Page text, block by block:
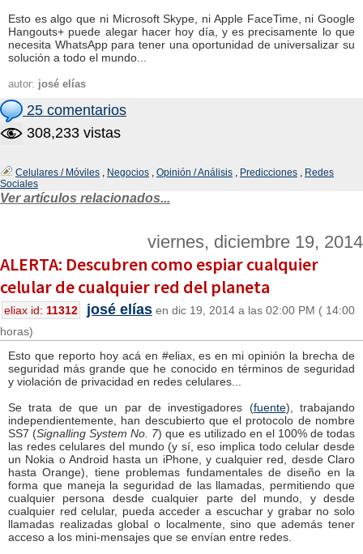
Esto es algo que ni Microsoft Skype, ni Apple FaceTime, ni Google
Hangouts+ puede alegar hacer hoy día, y es precisamente lo que
necesita WhatsApp para tener una oportunidad de universalizar su
solución a todo el mundo...
autor: josé elías
25 comentarios
308,233 vistas
Celulares / Móviles , Negocios , Opinión / Análisis , Predicciones , Redes
Sociales
Ver artículos relacionados...
viernes, diciembre 19, 2014
ALERTA: Descubren como espiar cualquier
celular de cualquier red del planeta
eliax id: 11312 josé elías en dic 19, 2014 a las 02:00 PM ( 14:00
horas)
Esto que reporto hoy acá en #eliax, es en mi opinión la brecha de
seguridad más grande que he conocido en términos de seguridad
y violación de privacidad en redes celulares...
Se trata de que un par de investigadores (fuente), trabajando
independientemente, han descubierto que el protocolo de nombre
SS7 (Signalling System No. 7) que es utilizado en el 100% de todas
las redes celulares del mundo (y sí, eso implica todo celular desde
un Nokia o Android hasta un iPhone, y cualquier red, desde Claro
hasta Orange), tiene problemas fundamentales de diseño en la
forma que maneja la seguridad de las llamadas, permitiendo que
cualquier persona desde cualquier parte del mundo, y desde
cualquier red celular, pueda acceder a escuchar y grabar no solo
llamadas realizadas global o localmente, sino que además tener
acceso a los mini-mensajes que se envían entre redes.